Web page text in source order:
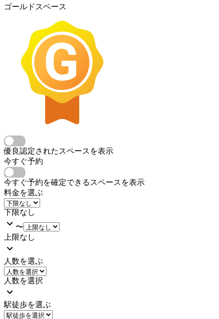
ゴールドスペース
優良認定されたスペースを表示
今すぐ予約
今すぐ予約を確定できるスペースを表示
料金を選ぶ
下限なし
〜
上限なし
人数を選ぶ
人数を選択
駅徒歩を選ぶ